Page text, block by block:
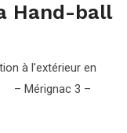
Hand-ball
à l’extérieur en
– Mérignac 3 –